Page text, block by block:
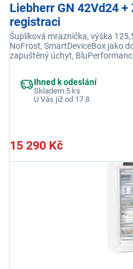
Liebherr GN 42Vd24
registraci
Šuplíková mraznička, výška
NoFrost, SmartDeviceBox jako
zapuštěný úchyt,
Ihned k odeslání
Skladem 5 ks.
U Vás již od 17.8.
15 290 Kč